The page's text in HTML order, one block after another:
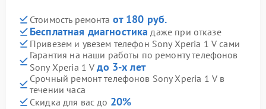
Стоимость ремонта от 180 руб.
Бесплатная диагностика даже при отказе
Привезем и увезем телефон Sony Xperia 1 V сами
Гарантия на наши работы по ремонту телефонов
Sony Xperia 1 Vдо 3-х лет
Срочный ремонт телефонов Sony Xperia 1 V в
течении часа
Скидка для вас до 20%